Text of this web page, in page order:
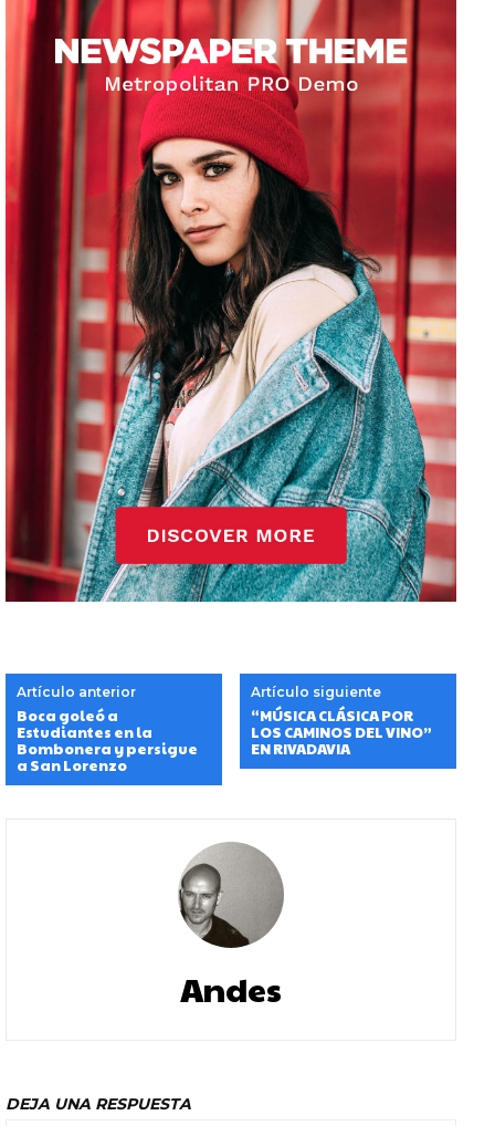
Artículo anterior
Boca goleó a
Estudiantes en la
Bombonera y persigue
a San Lorenzo
Artículo siguiente
“MÚSICA CLÁSICA POR
LOS CAMINOS DEL VINO”
EN RIVADAVIA
Andes
DEJA UNA RESPUESTA